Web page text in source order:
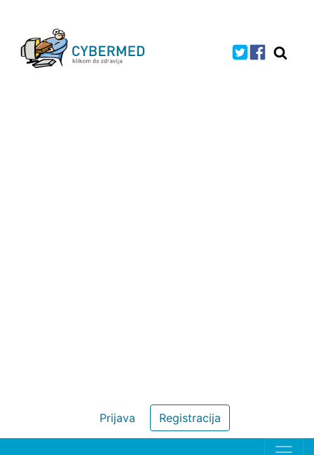
Registracija
Prijava